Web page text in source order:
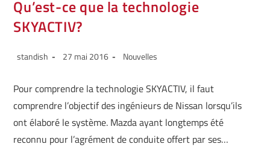
Qu’est-ce que la technologie
SKYACTIV?
standish 27 mai 2016 Nouvelles
Pour comprendre la technologie SKYACTIV, il faut
comprendre l’objectif des ingénieurs de Nissan lorsqu’ils
ont élaboré le système. Mazda ayant longtemps été
reconnu pour l’agrément de conduite offert par ses…